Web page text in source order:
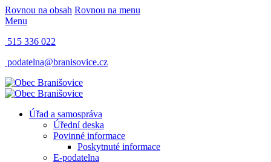
Rovnou na obsah Rovnou na menu
Menu
515 336 022
podatelna@branisovice.cz
Úřad a samospráva
Úřední deska
Povinné informace
Poskytnuté informace
E-podatelna